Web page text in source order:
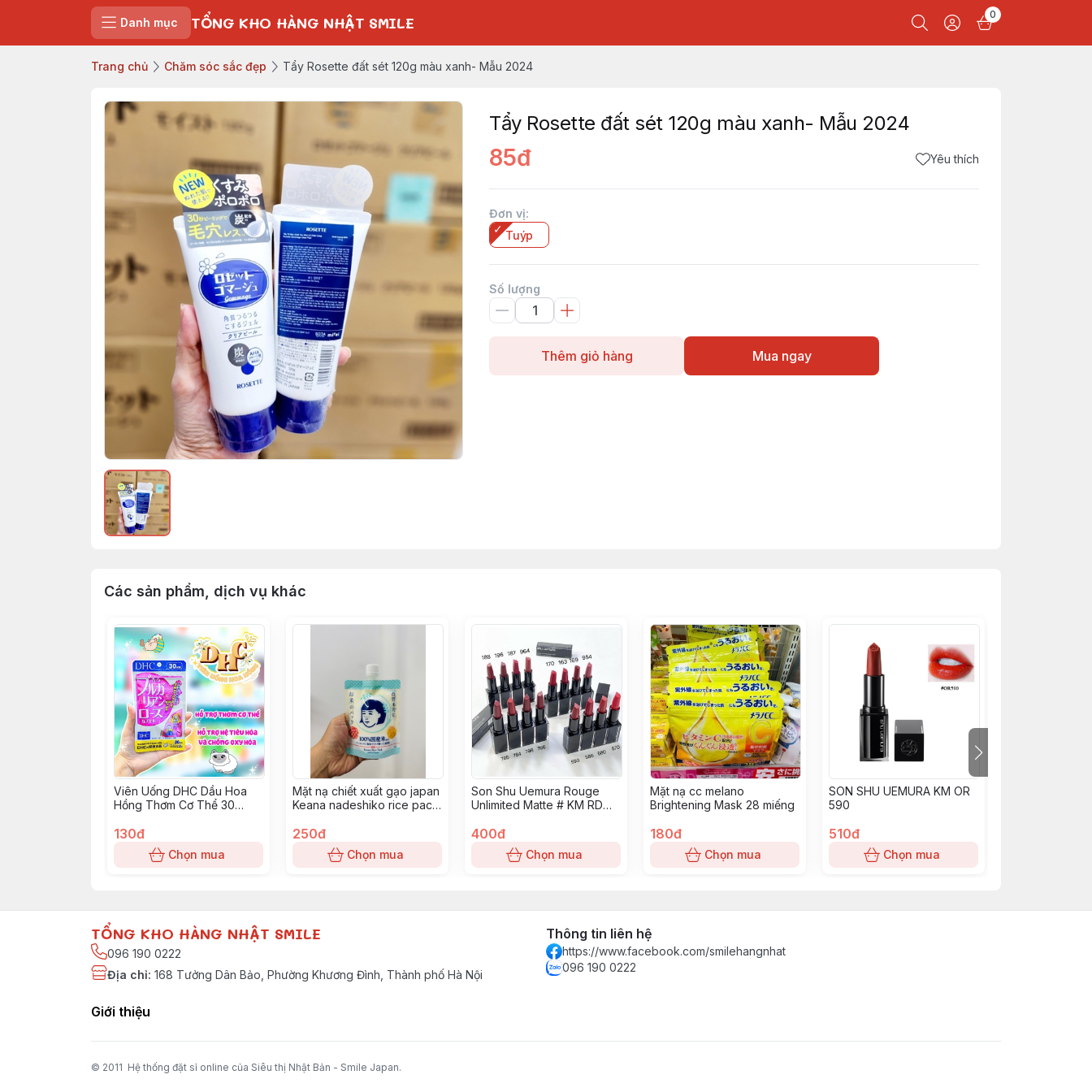
Danh mục TỔNG KHO HÀNG NHẬT SMILE 0
Trang chủ Chăm sóc sắc đẹp Tẩy Rosette đất sét 120g màu xanh- Mẫu 2024
Tẩy Rosette đất sét 120g màu xanh- Mẫu 2024
85đ Yêu thích
Đơn vị:
Tuýp
Số lượng
Thêm giỏ hàng Mua ngay
Các sản phẩm, dịch vụ khác
Viên Uống DHC Dầu Hoa
Hồng Thơm Cơ Thể 30
130đ
Chọn mua
Mặt nạ chiết xuất gạo japan
Keana nadeshiko rice pack
250đ
Chọn mua
Son Shu Uemura Rouge
Unlimited Matte # KM RD
400đ
Chọn mua
Mặt nạ cc melano
Brightening Mask 28 miếng
180đ
Chọn mua
SON SHU UEMURA KM OR
590
510đ
Chọn mua
TỔNG KHO HÀNG NHẬT SMILE
096 190 0222
Địa chỉ: 168 Tưởng Dân Bảo, Phường Khương Đình, Thành phố Hà Nội
Thông tin liên hệ
https://www.facebook.com/smilehangnhat
096 190 0222
Giới thiệu
© 2011 Hệ thống đặt sỉ online của Siêu thị Nhật Bản - Smile Japan.